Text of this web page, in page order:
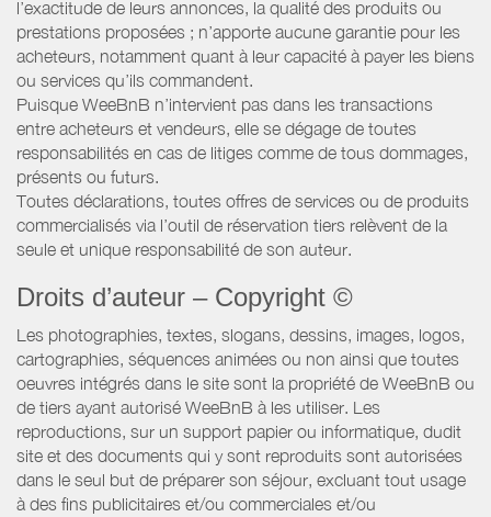
l’exactitude de leurs annonces, la qualité des produits ou
prestations proposées ; n’apporte aucune garantie pour les
acheteurs, notamment quant à leur capacité à payer les biens
ou services qu’ils commandent.
Puisque WeeBnB n’intervient pas dans les transactions
entre acheteurs et vendeurs, elle se dégage de toutes
responsabilités en cas de litiges comme de tous dommages,
présents ou futurs.
Toutes déclarations, toutes offres de services ou de produits
commercialisés via l’outil de réservation tiers relèvent de la
seule et unique responsabilité de son auteur.
Droits d’auteur – Copyright ©
Les photographies, textes, slogans, dessins, images, logos,
cartographies, séquences animées ou non ainsi que toutes
oeuvres intégrés dans le site sont la propriété de WeeBnB ou
de tiers ayant autorisé WeeBnB à les utiliser. Les
reproductions, sur un support papier ou informatique, dudit
site et des documents qui y sont reproduits sont autorisées
dans le seul but de préparer son séjour, excluant tout usage
à des fins publicitaires et/ou commerciales et/ou